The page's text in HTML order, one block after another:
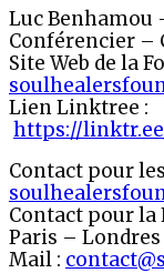
Luc Benhamou
Conférencier –
Site Web de la
Lien Linktree :
https://
Contact pour
Contact pour la
Paris – Londres
Mail :